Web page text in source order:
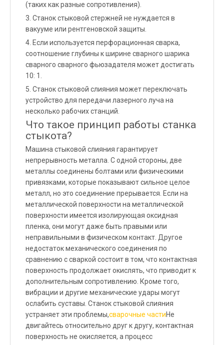
(таких как разные сопротивления).
3. Станок стыковой стержней не нуждается в
вакууме или рентгеновской защиты.
4. Если используется перфорационная сварка,
соотношение глубины к ширине сварного шарика
сварного сварного фьюзадателя может достигать
10: 1.
5. Станок стыковой слияния может переключать
устройство для передачи лазерного луча на
несколько рабочих станций.
Что такое принцип работы станка
стыкота?
Машина стыковой слияния гарантирует
непрерывность металла. С одной стороны, две
металлы соединены болтами или физическими
привязками, которые показывают сильное целое
металл, но это соединение прерывается. Если на
металлической поверхности на металлической
поверхности имеется изолирующая оксидная
пленка, они могут даже быть правыми или
неправильными в физическом контакт. Другое
недостаток механического соединения по
сравнению с сваркой состоит в том, что контактная
поверхность продолжает окислять, что приводит к
дополнительным сопротивлению. Кроме того,
вибрации и другие механические удары могут
ослабить суставы. Станок стыковой слияния
устраняет эти проблемы,сварочные частиНе
двигайтесь относительно друг к другу, контактная
поверхность не окисляется, а процесс